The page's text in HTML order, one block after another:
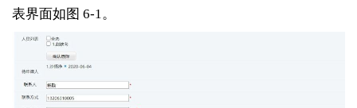
表界面如图 6-1。